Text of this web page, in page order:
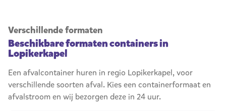
Verschillende formaten
Beschikbare formaten containers in
Lopikerkapel
Een afvalcontainer huren in regio Lopikerkapel, voor
verschillende soorten afval. Kies een containerformaat en
afvalstroom en wij bezorgen deze in 24 uur.